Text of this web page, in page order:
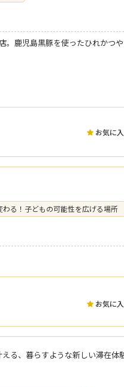
お気に
。鹿児島黒豚を使ったひれかつや
わる！子どもの可能性を広げる場所
お気に
る、暮らすような新しい滞在体